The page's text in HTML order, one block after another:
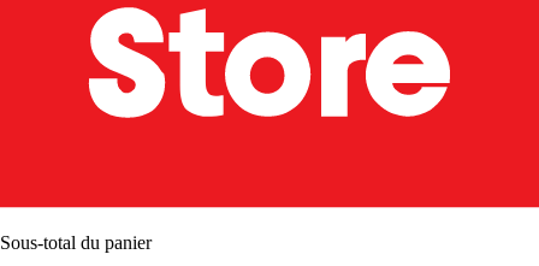
Sous-total du panier